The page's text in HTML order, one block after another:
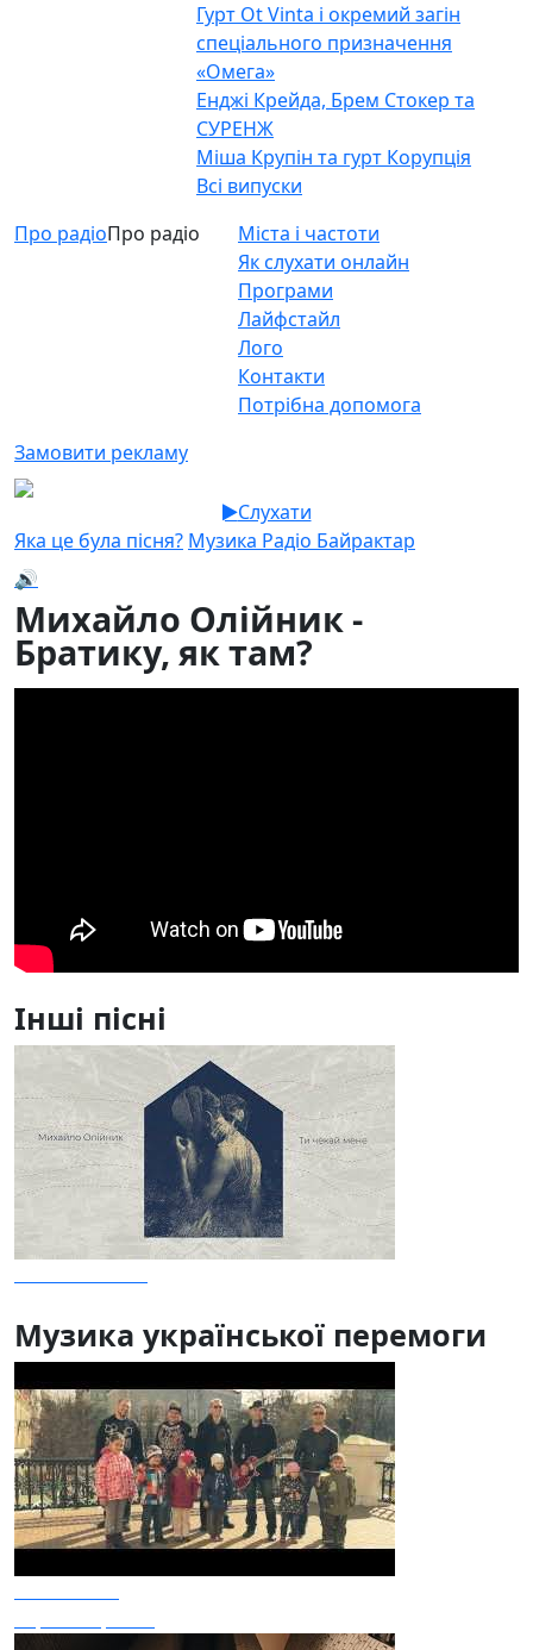
Гурт Ot Vinta і окремий загін
спеціального призначення
«Омега»
Енджі Крейда, Брем Стокер та
СУРЕНЖ
Міша Крупін та гурт Корупція
Всі випуски
Про радіоПро радіо
Міста і частоти
Як слухати онлайн
Програми
Лайфстайл
Лого
Контакти
Потрібна допомога
Замовити рекламу
Слухати
Яка це була пісня? Музика Радіо Байрактар
🔊
Михайло Олійник -
Братику, як там?
Інші пісні
Музика української перемоги